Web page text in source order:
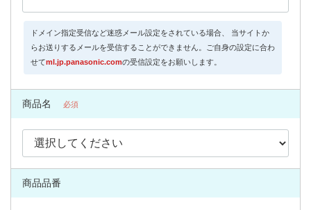
ドメイン指定受信など迷惑メール設定をされている場合、 当サイトか
らお送りするメールを受信することができません。ご自身の設定に合わ
せてml.jp.panasonic.comの受信設定をお願いします。
商品名 必須
商品品番